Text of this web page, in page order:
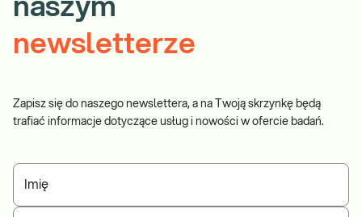
naszym
newsletterze
Zapisz się do naszego newslettera, a na Twoją skrzynkę będą
trafiać informacje dotyczące usług i nowości w ofercie badań.
Imię